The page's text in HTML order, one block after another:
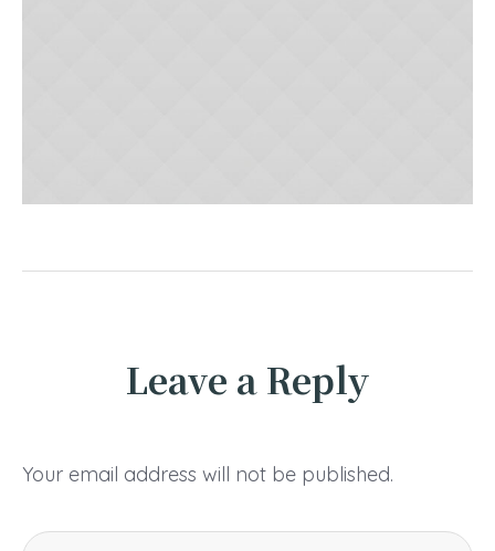
Leave a Reply
Your email address will not be published.